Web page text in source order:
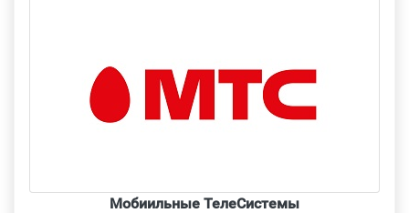
Мобиильные ТелеСистемы